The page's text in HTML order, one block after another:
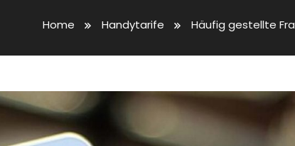
Home Handytarife Häufig gestellte